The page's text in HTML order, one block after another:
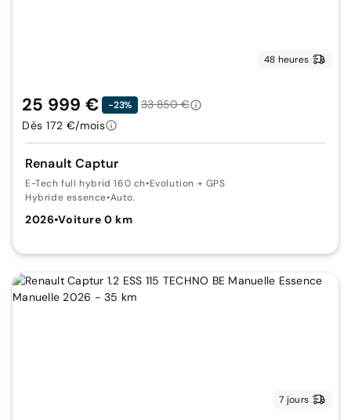
48 heures
Renault Captur
E-Tech full hybrid 160 ch•Evolution + GPS
Hybride essence•Auto.
2026•Voiture 0 km
25 999 € -23%
33 850 €
Dès 172 €/mois
7 jours